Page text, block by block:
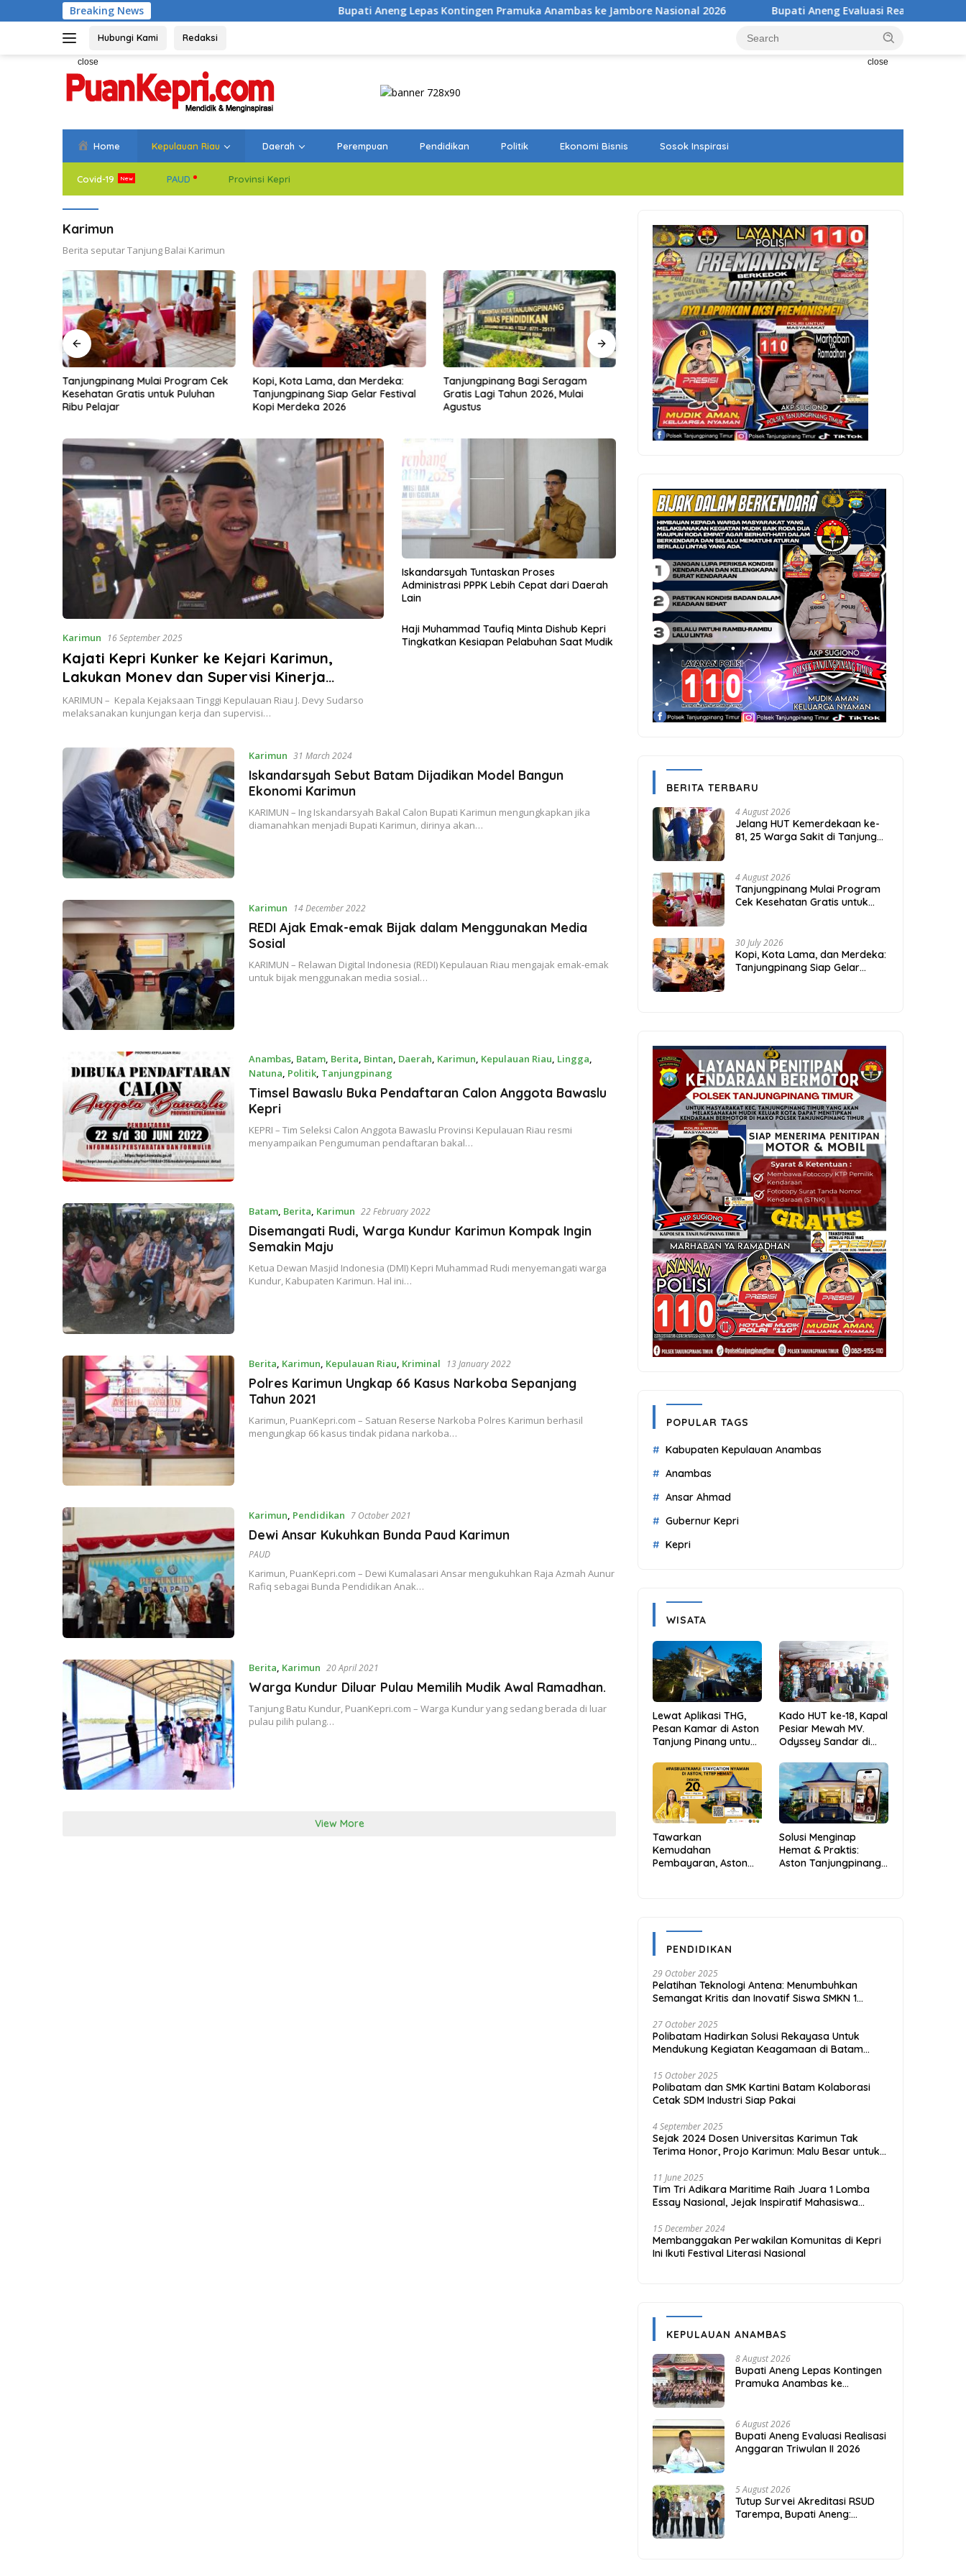
to
Breaking News Bupati Aneng Lepas Kontingen Pramuka Anambas ke Jambore Nasional 2026 Bupati Aneng Evaluasi Realisasi Anggaran Triwulan II
Hubungi Kami Redaksi
close close
Home Kepulauan Riau Daerah Perempuan Pendidikan Politik Ekonomi Bisnis Sosok Inspirasi
Covid-19 PAUD Provinsi Kepri
Karimun
Berita seputar Tanjung Balai Karimun
Tanjungpinang Mulai Program Cek
Kesehatan Gratis untuk Puluhan
Ribu Pelajar
Kopi, Kota Lama, dan Merdeka:
Tanjungpinang Siap Gelar Festival
Kopi Merdeka 2026
Tanjungpinang Bagi Seragam
Gratis Lagi Tahun 2026, Mulai
Agustus
Animo Membludak, 339 Regu Siap
Ramaikan Gerak Jalan Proklamasi
Tanjungpinang 2026
Pesilat Terengganu Latihan
Bersama di Tanjungpinang
Kejuaraan Malaysia
Karimun 16 September 2025
Kajati Kepri Kunker ke Kejari Karimun,
Lakukan Monev dan Supervisi Kinerja
Pelayanan dan Penegakan Hukum
KARIMUN – Kepala Kejaksaan Tinggi Kepulauan Riau J. Devy Sudarso
melaksanakan kunjungan kerja dan supervisi…
Iskandarsyah Tuntaskan Proses
Administrasi PPPK Lebih Cepat dari Daerah
Lain
Haji Muhammad Taufiq Minta Dishub Kepri
Tingkatkan Kesiapan Pelabuhan Saat Mudik
Karimun 31 March 2024
Iskandarsyah Sebut Batam Dijadikan Model Bangun
Ekonomi Karimun
KARIMUN – Ing Iskandarsyah Bakal Calon Bupati Karimun mengungkapkan jika
diamanahkan menjadi Bupati Karimun, dirinya akan…
Karimun 14 December 2022
REDI Ajak Emak-emak Bijak dalam Menggunakan Media
Sosial
KARIMUN – Relawan Digital Indonesia (REDI) Kepulauan Riau mengajak emak-emak
untuk bijak menggunakan media sosial…
Anambas, Batam, Berita, Bintan, Daerah, Karimun, Kepulauan Riau, Lingga,
Natuna, Politik, Tanjungpinang
14 June 2022
Timsel Bawaslu Buka Pendaftaran Calon Anggota Bawaslu
Kepri
KEPRI – Tim Seleksi Calon Anggota Bawaslu Provinsi Kepulauan Riau resmi
menyampaikan Pengumuman pendaftaran bakal…
Batam, Berita, Karimun 22 February 2022
Disemangati Rudi, Warga Kundur Karimun Kompak Ingin
Semakin Maju
Ketua Dewan Masjid Indonesia (DMI) Kepri Muhammad Rudi menyemangati warga
Kundur, Kabupaten Karimun. Hal ini…
Berita, Karimun, Kepulauan Riau, Kriminal 13 January 2022
Polres Karimun Ungkap 66 Kasus Narkoba Sepanjang
Tahun 2021
Karimun, PuanKepri.com – Satuan Reserse Narkoba Polres Karimun berhasil
mengungkap 66 kasus tindak pidana narkoba…
Karimun, Pendidikan 7 October 2021
Dewi Ansar Kukuhkan Bunda Paud Karimun
PAUD
Karimun, PuanKepri.com – Dewi Kumalasari Ansar mengukuhkan Raja Azmah Aunur
Rafiq sebagai Bunda Pendidikan Anak…
Berita Karimun 20 April 2021
Warga Kundur Diluar Pulau Memilih Mudik Awal Ramadhan.
Tanjung Batu Kundur, PuanKepri.com – Warga Kundur yang sedang berada di luar
pulau pilih pulang…
View More
BERITA TERBARU
4 August 2026
Jelang HUT Kemerdekaan ke-
81, 25 Warga Sakit di Tanjung
4 August 2026
Tanjungpinang Mulai Program
Cek Kesehatan Gratis untuk
30 July 2026
Kopi, Kota Lama, dan Merdeka:
Tanjungpinang Siap Gelar
POPULAR TAGS
Kabupaten Kepulauan Anambas
Anambas
Ansar Ahmad
Gubernur Kepri
Kepri
WISATA
Lewat Aplikasi THG,
Pesan Kamar di Aston
Tanjung Pinang untuk
Lebih Praktis dan
Kado HUT ke-18, Kapal
Pesiar Mewah MV.
Odyssey Sandar di
Aneng: Anambas Siap
Mendunia
Tawarkan
Kemudahan
Pembayaran, Aston
Solusi Menginap
Hemat & Praktis:
Aston Tanjungpinang
PENDIDIKAN
29 October 2025
Pelatihan Teknologi Antena: Menumbuhkan
Semangat Kritis dan Inovatif Siswa SMKN 1
27 October 2025
Polibatam Hadirkan Solusi Rekayasa Untuk
Mendukung Kegiatan Keagamaan di Batam
15 October 2025
Polibatam dan SMK Kartini Batam Kolaborasi
Cetak SDM Industri Siap Pakai
4 September 2025
Sejak 2024 Dosen Universitas Karimun Tak
Terima Honor, Projo Karimun: Malu Besar untuk
11 June 2025
Tim Tri Adikara Maritime Raih Juara 1 Lomba
Essay Nasional, Jejak Inspiratif Mahasiswa
15 December 2024
Membanggakan Perwakilan Komunitas di Kepri
Ini Ikuti Festival Literasi Nasional
KEPULAUAN ANAMBAS
8 August 2026
Bupati Aneng Lepas Kontingen
Pramuka Anambas ke
6 August 2026
Bupati Aneng Evaluasi Realisasi
Anggaran Triwulan II 2026
5 August 2026
Tutup Survei Akreditasi RSUD
Tarempa, Bupati Aneng: